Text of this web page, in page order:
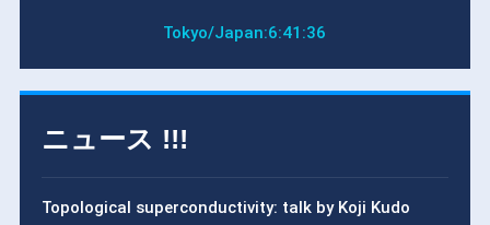
Tokyo/Japan:6:41:37
ニュース !!!
Topological superconductivity: talk by Koji Kudo